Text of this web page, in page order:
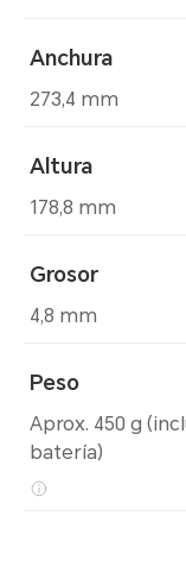
Anchura
273,4 mm
Altura
178,8 mm
Grosor
4,8 mm
Peso
Aprox. 450 g
batería)